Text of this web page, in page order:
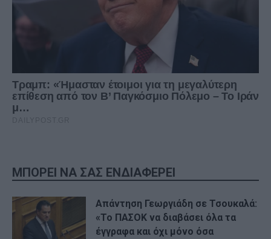
ΜΠΟΡΕΙ ΝΑ ΣΑΣ ΕΝΔΙΑΦΕΡΕΙ
Απάντηση Γεωργιάδη σε Τσουκαλά:
«Το ΠΑΣΟΚ να διαβάσει όλα τα
έγγραφα και όχι μόνο όσα